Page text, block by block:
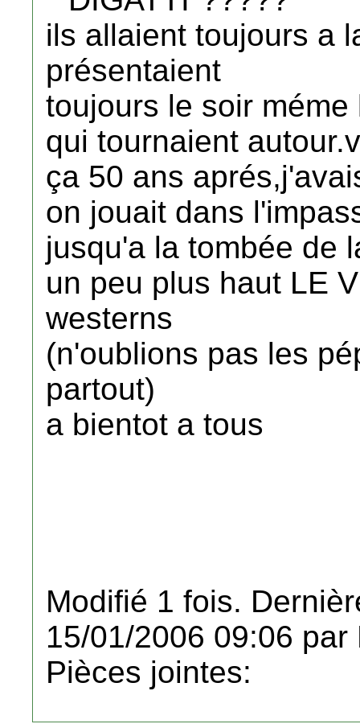
ils allaient toujours a
présentaient
toujours le soir
qui tournaient
ça 50 ans
on jouait dans
jusqu'a la tombée de
un peu plus haut LE
westerns
(n'oublions pas les
partout)
a bientot a tous
Modifié 1 fois.
15/01/2006 09:06 par
Pièces jointes: